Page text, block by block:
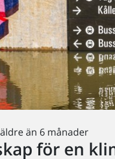
än 6 månader
för en